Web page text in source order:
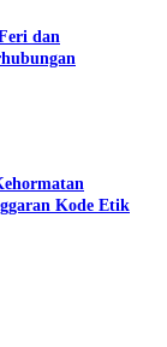
dan
Kode Etik